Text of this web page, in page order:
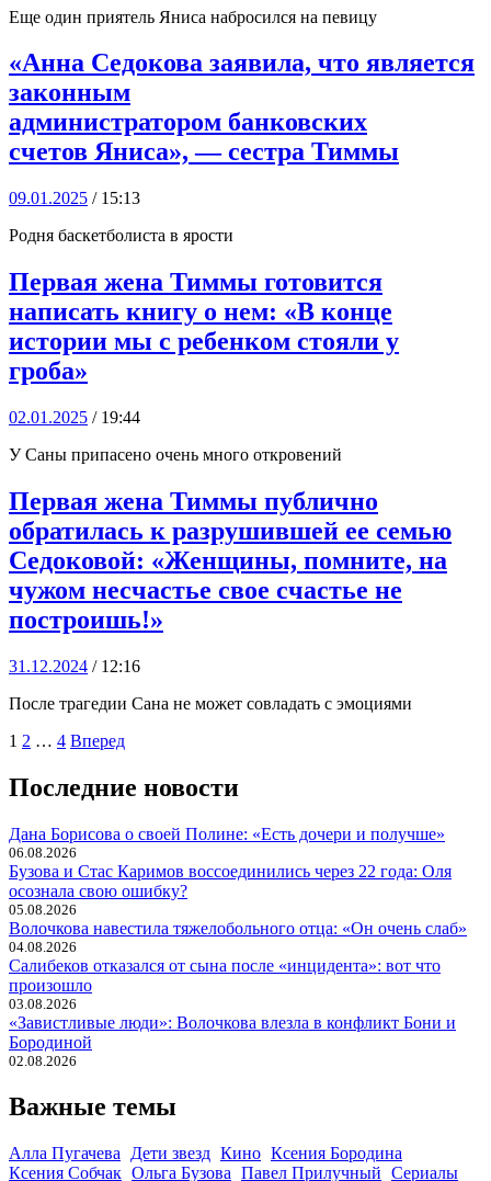
Еще один приятель Яниса набросился на певицу
«Анна Седокова заявила, что является
законным
администратором банковских
счетов Яниса», — сестра Тиммы
09.01.2025 / 15:13
Родня баскетболиста в ярости
Первая жена Тиммы готовится
написать книгу о нем: «В конце
истории мы с ребенком стояли у
гроба»
02.01.2025 / 19:44
У Саны припасено очень много откровений
Первая жена Тиммы публично
обратилась к разрушившей ее семью
Седоковой: «Женщины, помните, на
чужом несчастье свое счастье не
построишь!»
31.12.2024 / 12:16
После трагедии Сана не может совладать с эмоциями
Навигация
по
записям
1 2 … 4 Вперед
Последние новости
Дана Борисова о своей Полине: «Есть дочери и получше»
06.08.2026
Бузова и Стас Каримов воссоединились через 22 года: Оля
осознала свою ошибку?
05.08.2026
Волочкова навестила тяжелобольного отца: «Он очень слаб»
04.08.2026
Салибеков отказался от сына после «инцидента»: вот что
произошло
03.08.2026
«Завистливые люди»: Волочкова влезла в конфликт Бони и
Бородиной
02.08.2026
Важные темы
Алла Пугачева Дети звезд Кино Ксения Бородина
Ксения Собчак Ольга Бузова Павел Прилучный Сериалы